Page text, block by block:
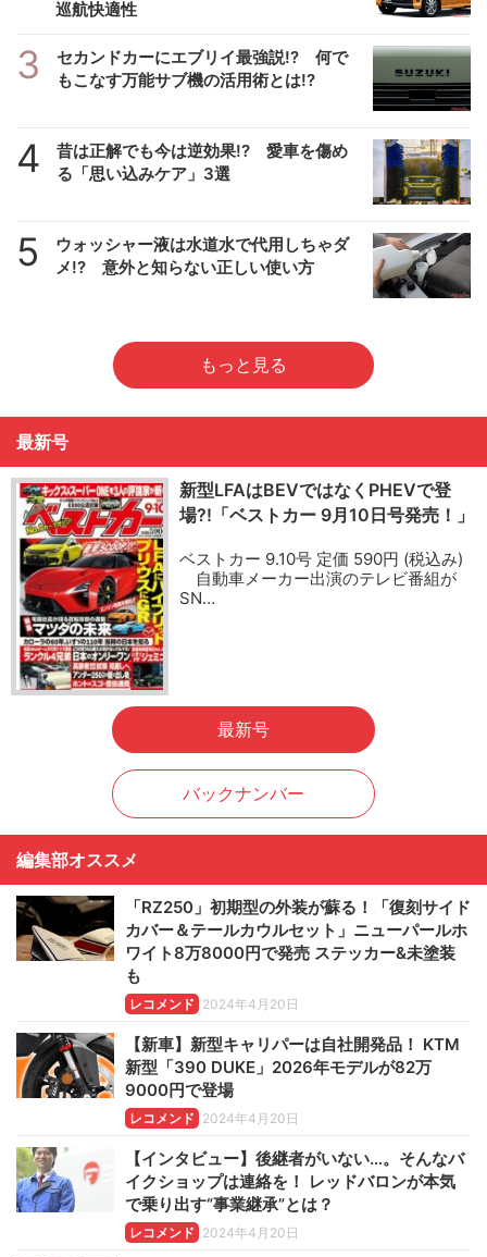
巡航快適性
3
セカンドカーにエブリイ最強説!? 何で
もこなす万能サブ機の活用術とは!?
4
昔は正解でも今は逆効果!? 愛車を傷め
る「思い込みケア」3選
5
ウォッシャー液は水道水で代用しちゃダ
メ!? 意外と知らない正しい使い方
もっと見る
最新号
新型LFAはBEVではなくPHEVで登
場?!「ベストカー 9月10日号発売！」
ベストカー 9.10号 定価 590円 (税込み)
自動車メーカー出演のテレビ番組が
SN…
最新号
バックナンバー
編集部オススメ
「RZ250」初期型の外装が蘇る！「復刻サイド
カバー＆テールカウルセット」ニューパールホ
ワイト8万8000円で発売 ステッカー&未塗装
も
レコメンド 2024年4月20日
【新車】新型キャリパーは自社開発品！ KTM
新型「390 DUKE」2026年モデルが82万
9000円で登場
レコメンド 2024年4月20日
【インタビュー】後継者がいない…。そんなバ
イクショップは連絡を！ レッドバロンが本気
で乗り出す“事業継承”とは？
レコメンド 2024年4月20日